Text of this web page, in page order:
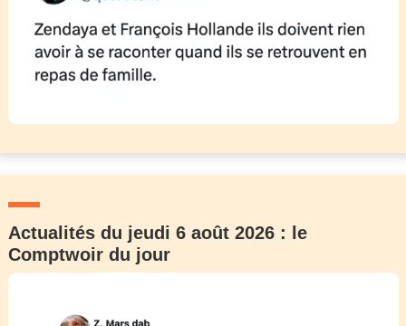
Actualités du jeudi 6 août 2026 : le
Comptwoir du jour